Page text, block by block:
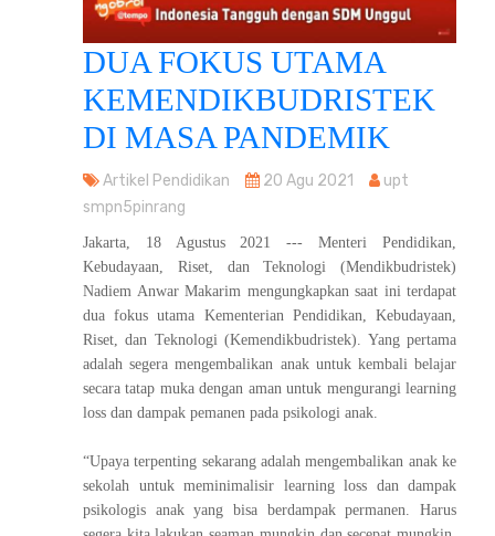
DUA FOKUS UTAMA
KEMENDIKBUDRISTEK
DI MASA PANDEMIK
Artikel Pendidikan 20 Agu 2021
upt
smpn5pinrang
Jakarta, 18 Agustus 2021 --- Menteri Pendidikan,
Kebudayaan, Riset, dan Teknologi (Mendikbudristek)
Nadiem Anwar Makarim mengungkapkan saat ini terdapat
dua fokus utama Kementerian Pendidikan, Kebudayaan,
Riset, dan Teknologi (Kemendikbudristek). Yang pertama
adalah segera mengembalikan anak untuk kembali belajar
secara tatap muka dengan aman untuk mengurangi learning
loss dan dampak pemanen pada psikologi anak.
“Upaya terpenting sekarang adalah mengembalikan anak ke
sekolah untuk meminimalisir learning loss dan dampak
psikologis anak yang bisa berdampak permanen. Harus